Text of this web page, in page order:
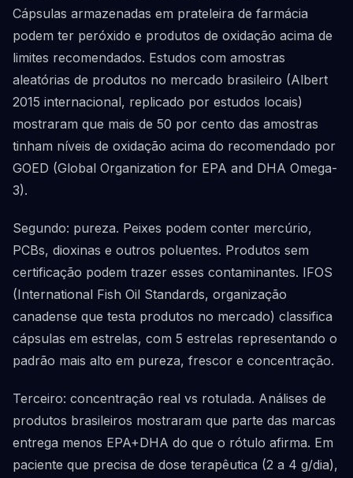
Cápsulas armazenadas em prateleira de farmácia
podem ter peróxido e produtos de oxidação acima de
limites recomendados. Estudos com amostras
aleatórias de produtos no mercado brasileiro (Albert
2015 internacional, replicado por estudos locais)
mostraram que mais de 50 por cento das amostras
tinham níveis de oxidação acima do recomendado por
GOED (Global Organization for EPA and DHA Omega-
3).
Segundo: pureza. Peixes podem conter mercúrio,
PCBs, dioxinas e outros poluentes. Produtos sem
certificação podem trazer esses contaminantes. IFOS
(International Fish Oil Standards, organização
canadense que testa produtos no mercado) classifica
cápsulas em estrelas, com 5 estrelas representando o
padrão mais alto em pureza, frescor e concentração.
Terceiro: concentração real vs rotulada. Análises de
produtos brasileiros mostraram que parte das marcas
entrega menos EPA+DHA do que o rótulo afirma. Em
paciente que precisa de dose terapêutica (2 a 4 g/dia),